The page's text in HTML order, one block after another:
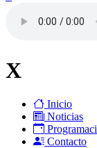
X
Inicio
Noticias
Contacto